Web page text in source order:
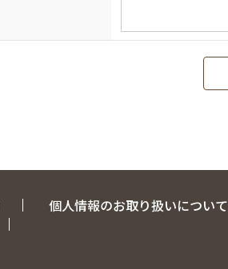
個人情報のお取り扱いについて